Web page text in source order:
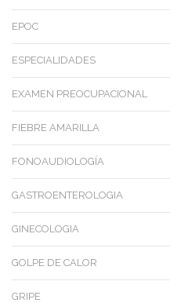
EPOC
ESPECIALIDADES
EXAMEN PREOCUPACIONAL
FIEBRE AMARILLA
FONOAUDIOLOGÍA
GASTROENTEROLOGIA
GINECOLOGIA
GOLPE DE CALOR
GRIPE